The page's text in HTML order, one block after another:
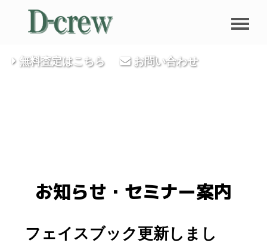
無料査定はこちら お問い合わせ
お知らせ・セミナー案内
フェイスブック更新しまし